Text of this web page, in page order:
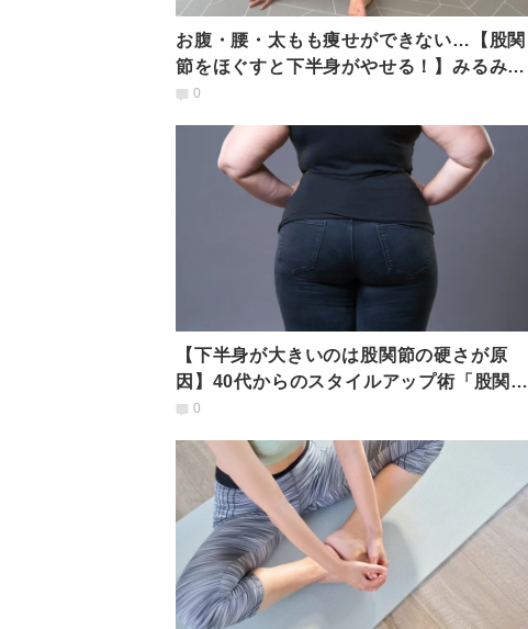
お腹・腰・太もも痩せができない…【股関
節をほぐすと下半身がやせる！】みるみる
変わる座ったままエクサ
0
【下半身が大きいのは股関節の硬さが原
因】40代からのスタイルアップ術「股関節
を柔らかくする」５分習慣
0